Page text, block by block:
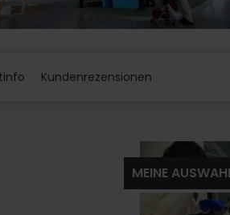
Kundenrezensionen
MEINE